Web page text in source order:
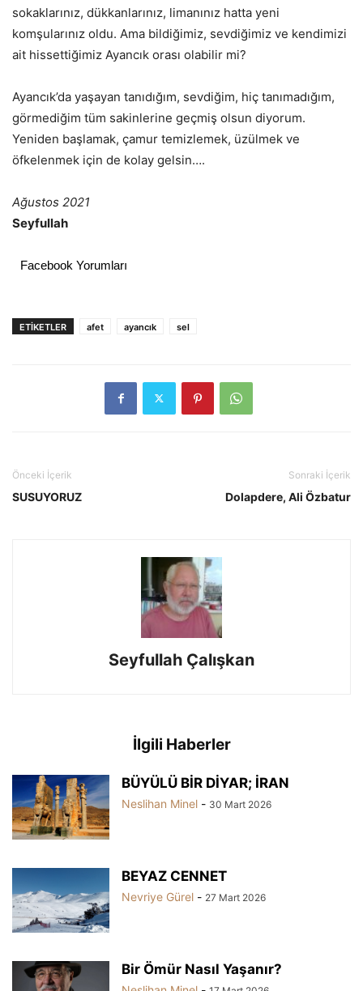
sokaklarınız, dükkanlarınız, limanınız hatta yeni
komşularınız oldu. Ama bildiğimiz, sevdiğimiz ve kendimizi
ait hissettiğimiz Ayancık orası olabilir mi?
Ayancık’da yaşayan tanıdığım, sevdiğim, hiç tanımadığım,
görmediğim tüm sakinlerine geçmiş olsun diyorum.
Yeniden başlamak, çamur temizlemek, üzülmek ve
öfkelenmek için de kolay gelsin….
Ağustos 2021
Seyfullah
Facebook Yorumları
ETIKETLER afet ayancık sel
Önceki İçerik
SUSUYORUZ
Sonraki İçerik
Dolapdere, Ali Özbatur
Seyfullah Çalışkan
İlgili Haberler
BÜYÜLÜ BİR DİYAR; İRAN
Neslihan Minel - 30 Mart 2026
BEYAZ CENNET
Nevriye Gürel - 27 Mart 2026
Bir Ömür Nasıl Yaşanır?